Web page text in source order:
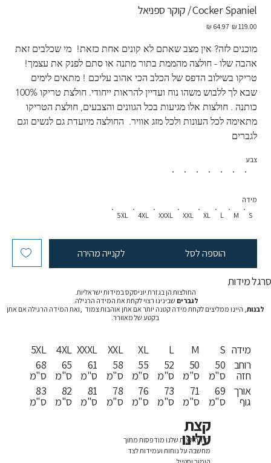
Cocker Spaniel / קוקר ספניאל
מחיר
מחיר
‏64.97 ‏₪
מוכנים לזה? אין מצב שאתם לא קונים אחת כזאת!  מי שכלבים זאת
אהבה שלו - חולצה מהממת בתור מתנה או סתם לפנק את עצמך!
טריקו בשילוב הדפס של הכלב הכי אהוב עליכם ! מתאים לימים
כותנה . חולצות אלו מגיעות בכל הגוונים והצבעים, חולצת הטריקו
מתאימה לכל העונות ולכל מזג אוויר.  החולצה מיועדת גם לנשים וגם
לגברים
צבע
S
M
L
XL
XXL
XXXL
4XL
5XL
מידה
הוספה לסל לקנייה מהירה
סרגל מידות
החולצות הן בגזרת יוניסקס במידות ישראליות.
לגברים שבינינו רצוי לקחת את המידה הרגילה.
לבנות, היינו ממליצים לקחת מידה קטנה יותר אם אתן אוהבות צמוד ,ואת המידה הרגילה אם אתן
בקטע של מאוורר.
5XL
68
ס"מ
83
ס"מ
4XL
65
ס"מ
82
ס"מ
XXXL
61
ס"מ
81
ס"מ
XXL
58
ס"מ
78
ס"מ
XL
55
ס"מ
76
ס"מ
L
52
ס"מ
73
ס"מ
M
50
ס"מ
71
ס"מ
S
50
ס"מ
69
ס"מ
מידה
רוחב
חזה
אורך
גוף
כל החולצות שלנו מודפסות מתוך
מחשבה על נוחות ועמידות לצד
הומור וסטייל
קצת
עלינו